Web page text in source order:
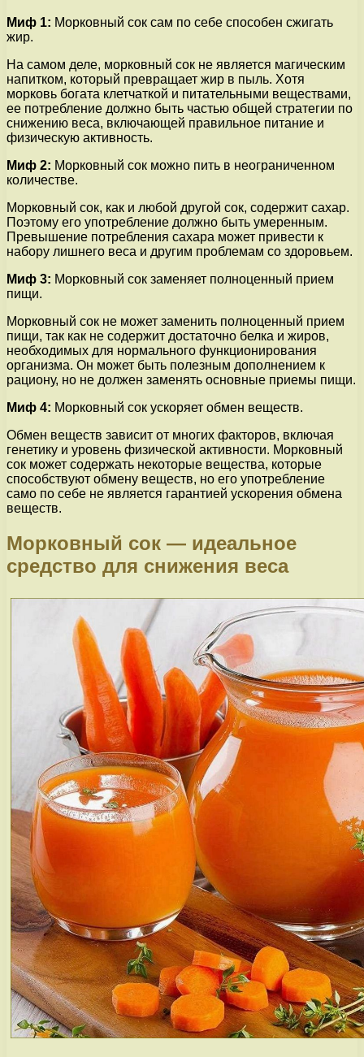
Миф 1: Морковный сок сам по себе способен сжигать
жир.
На самом деле, морковный сок не является магическим
напитком, который превращает жир в пыль. Хотя
морковь богата клетчаткой и питательными веществами,
ее потребление должно быть частью общей стратегии по
снижению веса, включающей правильное питание и
физическую активность.
Миф 2: Морковный сок можно пить в неограниченном
количестве.
Морковный сок, как и любой другой сок, содержит сахар.
Поэтому его употребление должно быть умеренным.
Превышение потребления сахара может привести к
набору лишнего веса и другим проблемам со здоровьем.
Миф 3: Морковный сок заменяет полноценный прием
пищи.
Морковный сок не может заменить полноценный прием
пищи, так как не содержит достаточно белка и жиров,
необходимых для нормального функционирования
организма. Он может быть полезным дополнением к
рациону, но не должен заменять основные приемы пищи.
Миф 4: Морковный сок ускоряет обмен веществ.
Обмен веществ зависит от многих факторов, включая
генетику и уровень физической активности. Морковный
сок может содержать некоторые вещества, которые
способствуют обмену веществ, но его употребление
само по себе не является гарантией ускорения обмена
веществ.
Морковный сок — идеальное
средство для снижения веса